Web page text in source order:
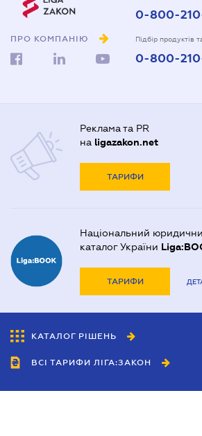
ПРО КОМПАНІЮ
0-800-
Підбір продуктів
0-800-
Реклама та PR
на ligazakon.net
ТАРИФИ
Національний
каталог України
ТАРИФИ
КАТАЛОГ РІШЕНЬ
ВСІ ТАРИФИ ЛІГА:ЗАКОН